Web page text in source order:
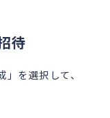
待
を選択して、